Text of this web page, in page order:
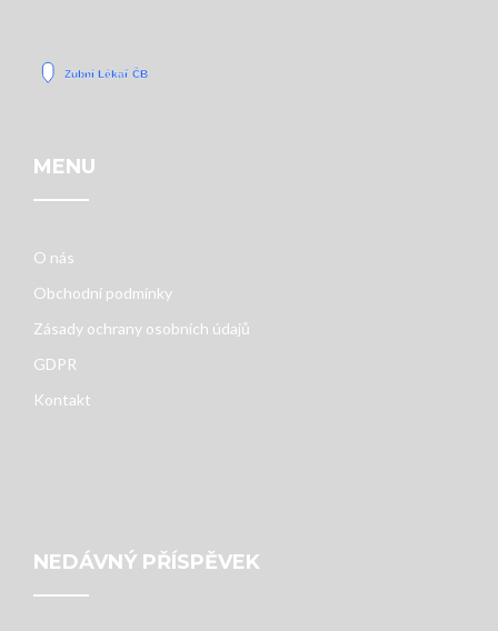
MENU
O nás
Obchodní podmínky
Zásady ochrany osobních údajů
GDPR
Kontakt
NEDÁVNÝ PŘÍSPĚVEK